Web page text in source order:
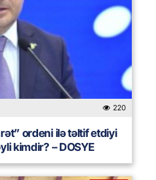
220
ordeni ilə təltif etdiyi
kimdir? – DOSYE